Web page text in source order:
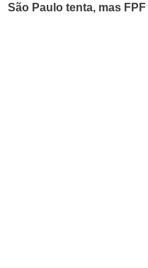
São Paulo tenta, mas